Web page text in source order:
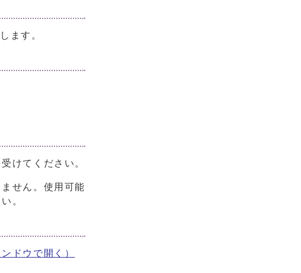
ます。
けてください。
せん。使用可能
。
ンドウで開く）